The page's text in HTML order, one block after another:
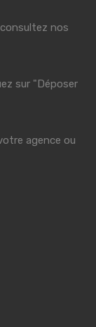
nos
sur "Déposer
agence ou